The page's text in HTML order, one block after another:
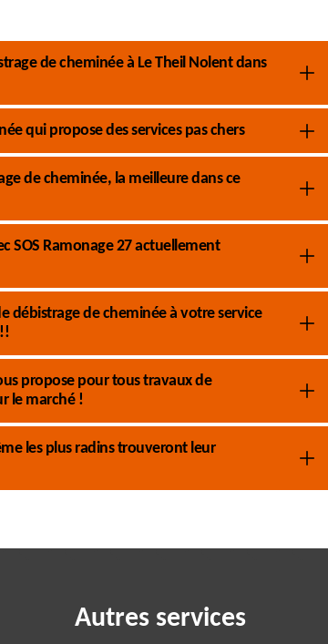
de cheminée à Le Theil Nolent dans
qui propose des services pas chers
de cheminée, la meilleure dans ce
SOS Ramonage 27 actuellement
débistrage de cheminée à votre service
propose pour tous travaux de
le marché !
les plus radins trouveront leur
Autres services